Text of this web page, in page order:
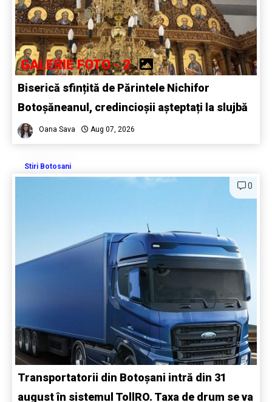
GALERIE FOTO - 2
Biserică sfințită de Părintele Nichifor
Botoșăneanul, credincioșii așteptați la slujbă
Oana Sava Aug 07, 2026
Stiri Botosani
0
Transportatorii din Botoșani intră din 31
august în sistemul TollRO. Taxa de drum se va